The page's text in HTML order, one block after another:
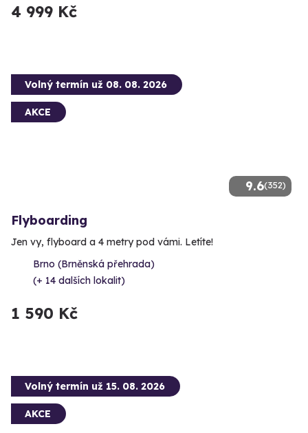
4 999 Kč
9.6(352)
Volný termín už 08. 08. 2026
AKCE
Flyboarding
Jen vy, flyboard a 4 metry pod vámi. Letíte!
Brno (Brněnská přehrada)
(+ 14 dalších lokalit)
1 590 Kč
Volný termín už 15. 08. 2026
AKCE